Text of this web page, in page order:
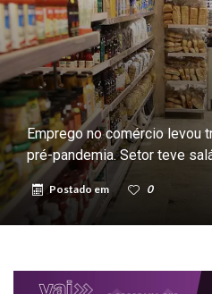
Emprego no comércio levou
pré-pandemia. Setor teve
Postado em 0